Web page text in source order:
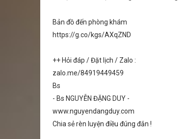
Bản đồ đến phòng khám
https://g.co/kgs/AXqZND
++ Hỏi đáp / Đặt lịch / Zalo :
zalo.me/84919449459
Bs
- Bs NGUYỄN ĐẶNG DUY -
www.nguyendangduy.com
Chia sẻ rèn luyện điều đúng đắn !